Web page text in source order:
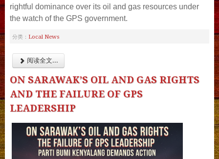
rightful dominance over its oil and gas resources under
the watch of the GPS government.
分类： Local News
阅读全文...
ON SARAWAK’S OIL AND GAS RIGHTS
AND THE FAILURE OF GPS
LEADERSHIP